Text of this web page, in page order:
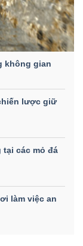
không gian
lược giữ
tại các mỏ đá
làm việc an